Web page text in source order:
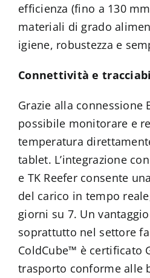
efficienza (fino a 130
materiali di grado
igiene, robustezza e
Connettività e
Grazie alla connessione
possibile monitorare e
temperatura
tablet. L’integrazione
e TK Reefer consente
del carico in tempo
giorni su 7. Un
soprattutto nel settore
ColdCube™ è certificato
trasporto conforme alle